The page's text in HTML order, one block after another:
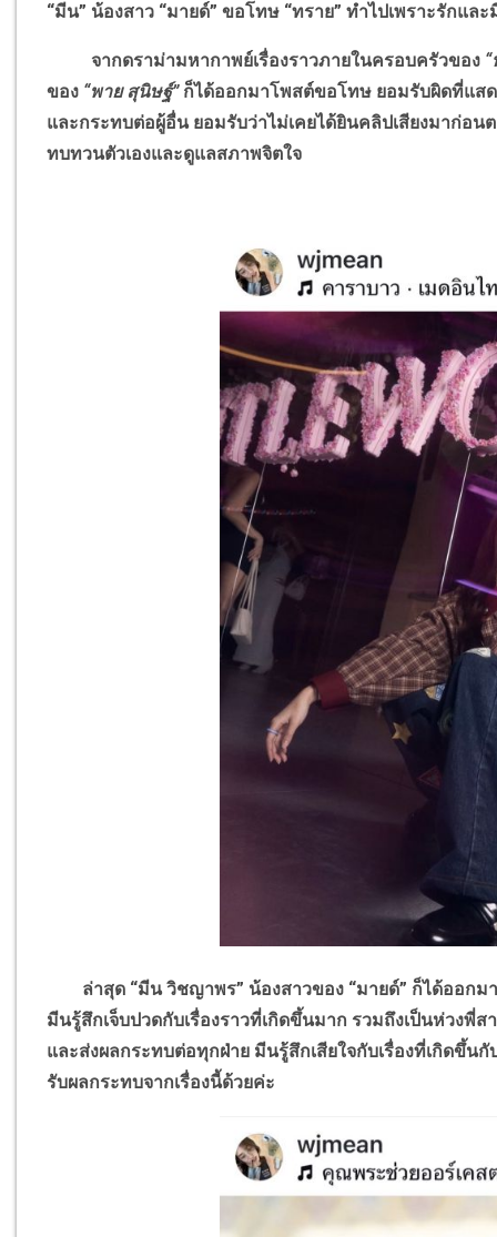
“มีน” น้องสาว “มายด์” ขอโทษ “ทราย” ทำไปเพราะรักแล
จากดราม่ามหากาพย์เรื่องราวภายในครอบครัวของ
ของ “พาย สุนิษฐ์” ก็ได้ออกมาโพสต์ขอโทษ ยอมรับผิดที่แสด
และกระทบต่อผู้อื่น ยอมรับว่าไม่เคยได้ยินคลิปเสียงมาก่อน
ทบทวนตัวเองและดูแลสภาพจิตใจ
ล่าสุด “มีน วิชญาพร” น้องสาวของ “มายด์” ก็ได้ออกม
มีนรู้สึกเจ็บปวดกับเรื่องราวที่เกิดขึ้นมาก รวมถึงเป็นห่วงพี่
และส่งผลกระทบต่อทุกฝ่าย มีนรู้สึกเสียใจกับเรื่องที่เกิด
รับผลกระทบจากเรื่องนี้ด้วยค่ะ